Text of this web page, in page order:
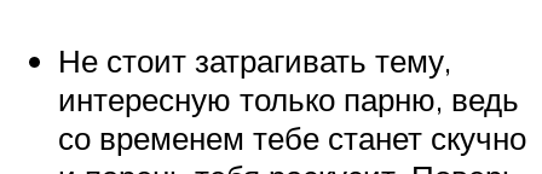
Не стоит затрагивать тему,
интересную только парню, ведь
со временем тебе станет скучно